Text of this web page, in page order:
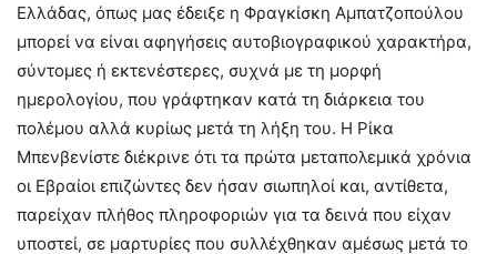
Ελλάδας, όπως μας έδειξε η Φραγκίσκη Αμπατζοπούλου
μπορεί να είναι αφηγήσεις αυτοβιογραφικού χαρακτήρα,
σύντομες ή εκτενέστερες, συχνά με τη μορφή
ημερολογίου, που γράφτηκαν κατά τη διάρκεια του
πολέμου αλλά κυρίως μετά τη λήξη του. Η Ρίκα
Μπενβενίστε διέκρινε ότι τα πρώτα μεταπολεμικά χρόνια
οι Εβραίοι επιζώντες δεν ήσαν σιωπηλοί και, αντίθετα,
παρείχαν πλήθος πληροφοριών για τα δεινά που είχαν
υποστεί, σε μαρτυρίες που συλλέχθηκαν αμέσως μετά το